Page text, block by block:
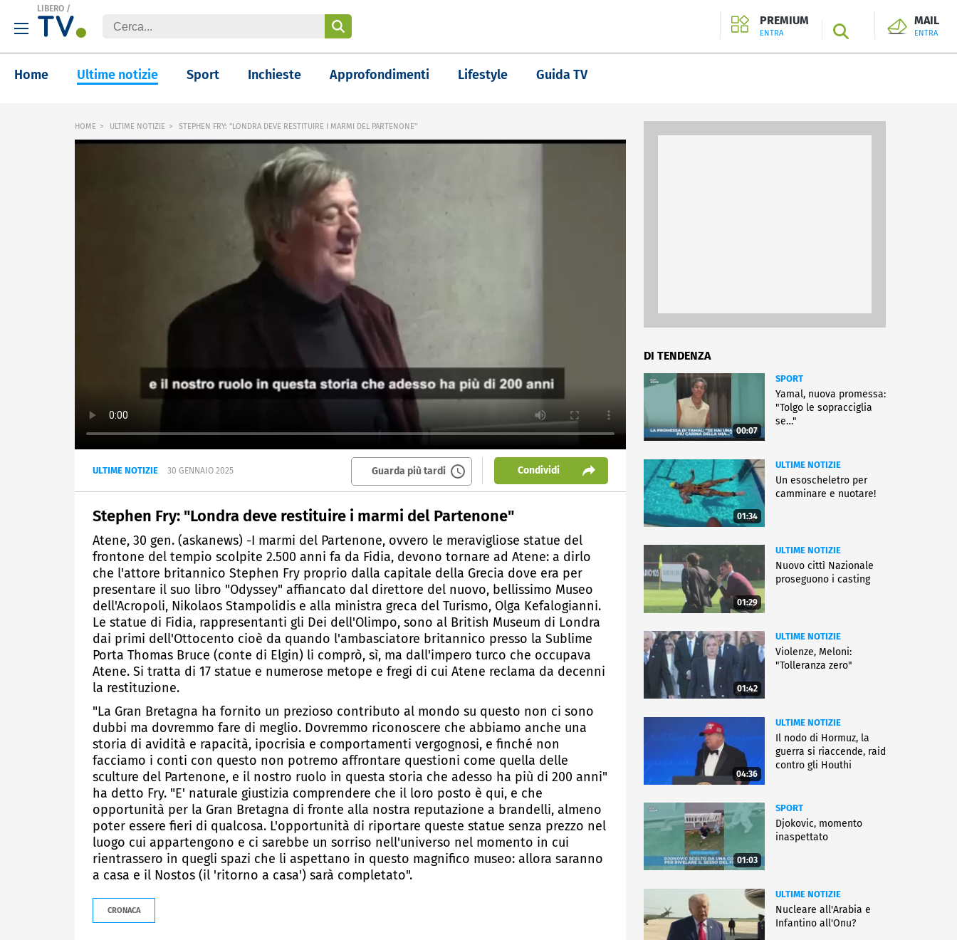
LIBERO /
PREMIUM
ENTRA SEARCH
MAIL
ENTRA
Home Ultime notizie Sport Inchieste Approfondimenti Lifestyle Guida TV
HOME ULTIME NOTIZIE STEPHEN FRY: "LONDRA DEVE RESTITUIRE I MARMI DEL PARTENONE"
ULTIME NOTIZIE 30 GENNAIO 2025 Guarda più tardi Condividi
Stephen Fry: "Londra deve restituire i marmi del Partenone"
Atene, 30 gen. (askanews) -I marmi del Partenone, ovvero le meravigliose statue del
frontone del tempio scolpite 2.500 anni fa da Fidia, devono tornare ad Atene: a dirlo
che l'attore britannico Stephen Fry proprio dalla capitale della Grecia dove era per
presentare il suo libro "Odyssey" affiancato dal direttore del nuovo, bellissimo Museo
dell'Acropoli, Nikolaos Stampolidis e alla ministra greca del Turismo, Olga Kefalogianni.
Le statue di Fidia, rappresentanti gli Dei dell'Olimpo, sono al British Museum di Londra
dai primi dell'Ottocento cioè da quando l'ambasciatore britannico presso la Sublime
Porta Thomas Bruce (conte di Elgin) li comprò, sì, ma dall'impero turco che occupava
Atene. Si tratta di 17 statue e numerose metope e fregi di cui Atene reclama da decenni
la restituzione.
"La Gran Bretagna ha fornito un prezioso contributo al mondo su questo non ci sono
dubbi ma dovremmo fare di meglio. Dovremmo riconoscere che abbiamo anche una
storia di avidità e rapacità, ipocrisia e comportamenti vergognosi, e finché non
facciamo i conti con questo non potremo affrontare questioni come quella delle
sculture del Partenone, e il nostro ruolo in questa storia che adesso ha più di 200 anni"
ha detto Fry. "E' naturale giustizia comprendere che il loro posto è qui, e che
opportunità per la Gran Bretagna di fronte alla nostra reputazione a brandelli, almeno
poter essere fieri di qualcosa. L'opportunità di riportare queste statue senza prezzo nel
luogo cui appartengono e ci sarebbe un sorriso nell'universo nel momento in cui
rientrassero in quegli spazi che li aspettano in questo magnifico museo: allora saranno
a casa e il Nostos (il 'ritorno a casa') sarà completato".
CRONACA
DI TENDENZA
00:07
SPORT
Yamal, nuova promessa:
"Tolgo le sopracciglia
se…"
01:34
ULTIME NOTIZIE
Un esoscheletro per
camminare e nuotare!
01:29
ULTIME NOTIZIE
Nuovo cittì Nazionale
proseguono i casting
01:42
ULTIME NOTIZIE
Violenze, Meloni:
"Tolleranza zero"
04:36
ULTIME NOTIZIE
Il nodo di Hormuz, la
guerra si riaccende, raid
contro gli Houthi
01:03
SPORT
Djokovic, momento
inaspettato
ULTIME NOTIZIE
Nucleare all'Arabia e
Infantino all'Onu?